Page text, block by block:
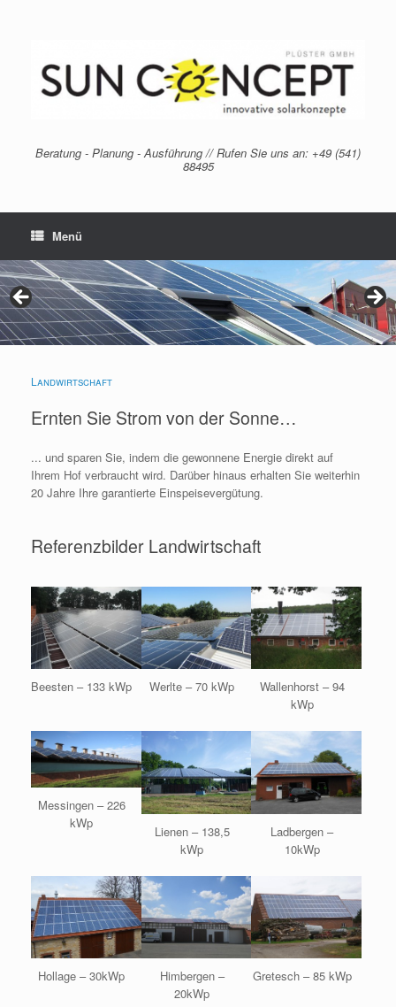
Beratung - Planung - Ausführung // Rufen Sie uns an: +49 (541)
88495
Menü
Landwirtschaft
Ernten Sie Strom von der Sonne…
... und sparen Sie, indem die gewonnene Energie direkt auf
Ihrem Hof verbraucht wird. Darüber hinaus erhalten Sie weiterhin
20 Jahre Ihre garantierte Einspeisevergütung.
Referenzbilder Landwirtschaft
Beesten – 133 kWp Werlte – 70 kWp
Wallenhorst – 94
kWp
Messingen – 226
kWp
Lienen – 138,5
kWp
Ladbergen –
10kWp
Hollage – 30kWp
Himbergen –
20kWp
Gretesch – 85 kWp